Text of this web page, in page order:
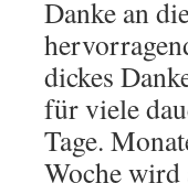
Danke an
dickes
für viele
Tage.
Woche wird